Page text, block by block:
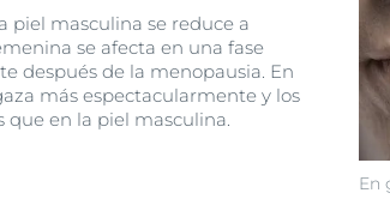
En
piel masculina se reduce a
se afecta en una fase
después de la menopausia. En
más espectacularmente y los
en la piel masculina.